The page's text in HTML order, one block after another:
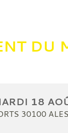
DU
18
30100 ALES